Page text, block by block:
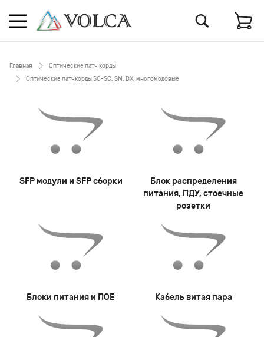
Главная
Оптические патч корды
Оптические патчкорды SC-SC, SM, DX, многомодовые
SFP модули и SFP сборки
Блок распределения
питания, ПДУ, стоечные
розетки
Блоки питания и ПОЕ Кабель витая пара